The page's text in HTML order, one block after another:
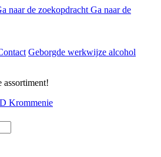
naar de zoekopdracht Ga naar de
Geborgde werkwijze alcohol
assortiment!
Krommenie